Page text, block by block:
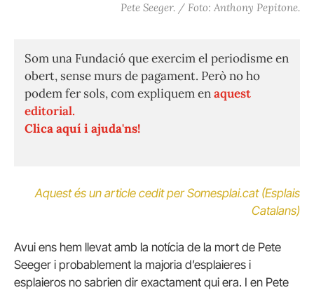
Pete Seeger. / Foto: Anthony Pepitone.
Som una Fundació que exercim el periodisme en
obert, sense murs de pagament. Però no ho
podem fer sols, com expliquem enaquest
editorial.
Clica aquí i ajuda'ns!
Aquest és un article cedit per Somesplai.cat (Esplais
Catalans)
Avui ens hem llevat amb la notícia de la mort de Pete
Seeger i probablement la majoria d’esplaieres i
esplaieros no sabrien dir exactament qui era. I en Pete